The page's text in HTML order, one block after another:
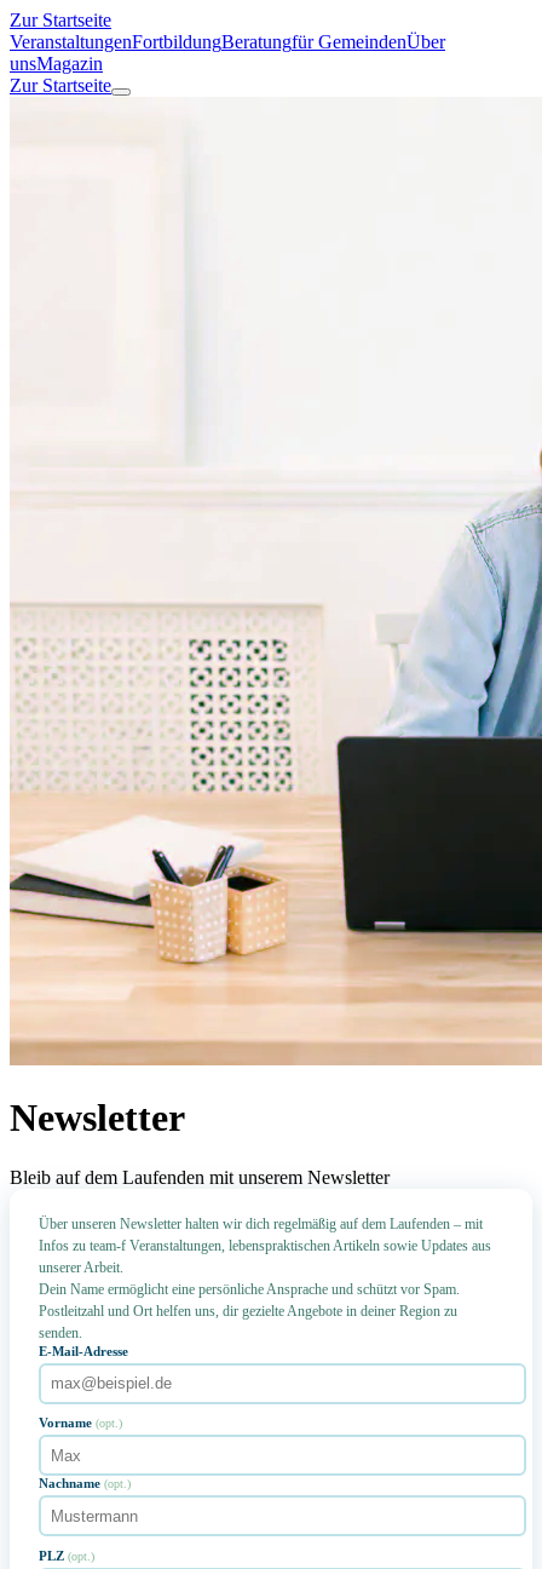
Zur Startseite
VeranstaltungenFortbildungBeratungfür GemeindenÜber
unsMagazin
Zur Startseite
Newsletter
Bleib auf dem Laufenden mit unserem Newsletter
Über unseren Newsletter halten wir dich regelmäßig auf dem Laufenden – mit
Infos zu team-f Veranstaltungen, lebenspraktischen Artikeln sowie Updates aus
unserer Arbeit.
Dein Name ermöglicht eine persönliche Ansprache und schützt vor Spam.
Postleitzahl und Ort helfen uns, dir gezielte Angebote in deiner Region zu
senden.
E-Mail-Adresse
Vorname (opt.)
Nachname (opt.)
PLZ (opt.)